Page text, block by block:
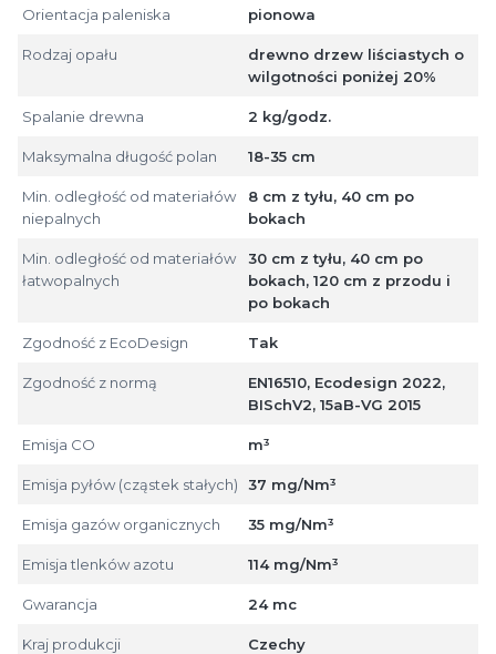
Orientacja paleniska pionowa
Rodzaj opału
drewno drzew liściastych o
wilgotności poniżej 20%
Spalanie drewna 2 kg/godz.
Maksymalna długość polan 18-35 cm
Min. odległość od materiałów
niepalnych
8 cm z tyłu, 40 cm po
bokach
Min. odległość od materiałów
łatwopalnych
30 cm z tyłu, 40 cm po
bokach, 120 cm z przodu i
po bokach
Zgodność z EcoDesign Tak
Zgodność z normą
EN16510, Ecodesign 2022,
BISchV2, 15aB-VG 2015
Emisja CO m³
Emisja pyłów (cząstek stałych) 37 mg/Nm³
Emisja gazów organicznych 35 mg/Nm³
Emisja tlenków azotu 114 mg/Nm³
Gwarancja 24 mc
Kraj produkcji Czechy